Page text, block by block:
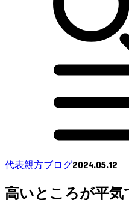
代表親方ブログ2024.05.12
高いところが平気